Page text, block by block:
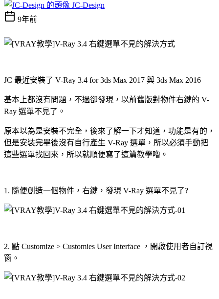
JC-Design
9年前
JC 最近安裝了 V-Ray 3.4 for 3ds Max 2017 與 3ds Max 2016
基本上都沒有問題，不過卻發現，以前舊版對物件右鍵的 V-
Ray 選單不見了。
原本以為是安裝不完全，後來了解一下才知道，功能是有的，
但是安裝完畢後沒有自行產生 V-Ray 選單，所以必須手動把
這些選單找回來，所以就順便寫了這篇教學嚕。
1. 隨便創造一個物件，右鍵，發現 V-Ray 選單不見了?
2. 點 Customize > Customies User Interface ，開啟使用者自訂視
窗。